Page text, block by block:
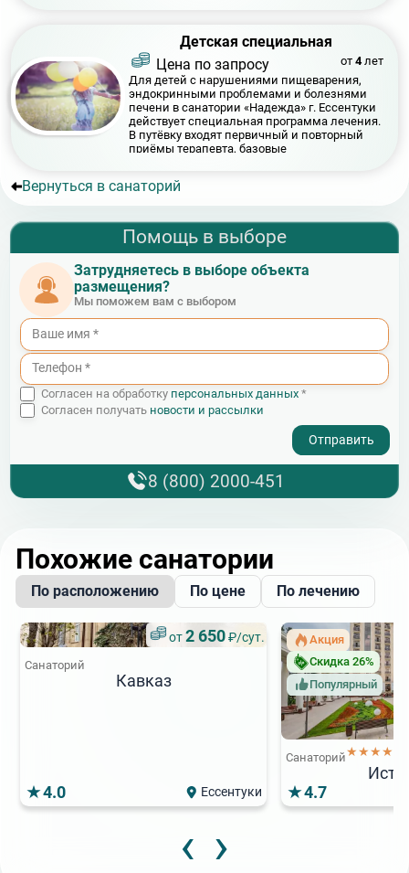
Детская специальная
Цена по запросу
от 4лет
Для детей с нарушениями пищеварения,
эндокринными проблемами и болезнями
печени в санатории «Надежда» г. Ессентуки
действует специальная программа лечения.
В путёвку входят первичный и повторный
приёмы терапевта, базовые
Вернуться в санаторий
Помощь в выборе
Затрудняетесь в выборе объекта
размещения?
Мы поможем вам с выбором
Согласен на обработку персональных данных *
Согласен получать новости и рассылки
8 (800) 2000-451
Похожие санатории
По расположению По цене По лечению
от2 650₽/сут.
Санаторий
Кавказ
4.0 Ессентуки
Акция
Скидка 26%
Популярный
Санаторий★★★★★
4.7
‹ ›